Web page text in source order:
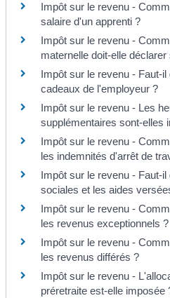
Impôt sur le revenu -
salaire d'un apprenti ?
Impôt sur le revenu -
maternelle doit-elle
Impôt sur le revenu - Faut-il
cadeaux de l'employeur ?
Impôt sur le revenu - Les
supplémentaires sont-elles
Impôt sur le revenu -
les indemnités d'arrêt de
Impôt sur le revenu - Faut-
sociales et les aides
Impôt sur le revenu -
les revenus exceptionnels ?
Impôt sur le revenu -
les revenus différés ?
Impôt sur le revenu -
préretraite est-elle imposée